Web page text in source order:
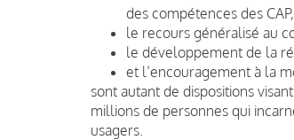
des compétences des CAP,
le recours généralisé au
le développement de la
et l’encouragement à la
sont autant de dispositions
millions de personnes qui
usagers.